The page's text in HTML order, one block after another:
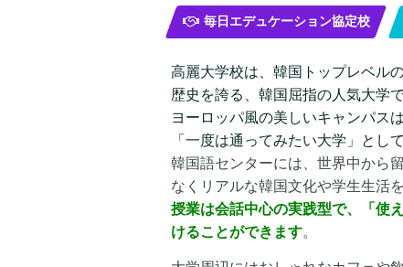
毎日エデュケーション協定校
高麗大学校は、韓国トップレベル
歴史を誇る、韓国屈指の人気大学で
ヨーロッパ風の美しいキャンパス
「一度は通ってみたい大学」とし
韓国語センターには、世界中から
なくリアルな韓国文化や学生生活
授業は会話中心の実践型で、「使
けることができます。